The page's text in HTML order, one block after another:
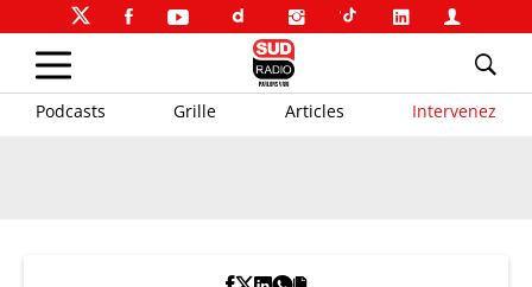
Podcasts Grille Articles Intervenez